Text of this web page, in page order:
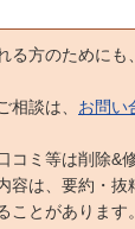
る方のためにも
相談は、 お問い
コミ等は削除&
容は、要約・抜
ことがあります。